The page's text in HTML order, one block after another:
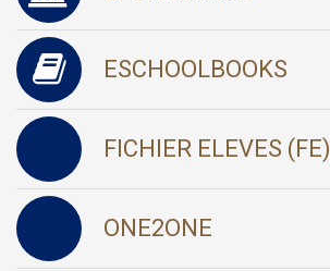
ESCHOOLBOOKS
FICHIER ELEVES (FE)
ONE2ONE